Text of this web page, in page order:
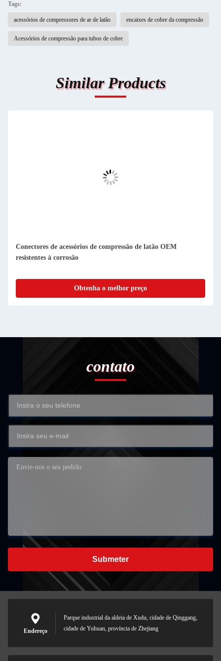
Tags:
acessórios de compressores de ar de latão encaixes de cobre da compressão
Acessórios de compressão para tubos de cobre
Similar Products
Conectores de acessórios de compressão de latão OEM
resistentes à corrosão
Obtenha o melhor preço
contato
Submeter
Endereço
Parque industrial da aldeia de Xudu, cidade de Qinggang,
cidade de Yuhuan, província de Zhejiang